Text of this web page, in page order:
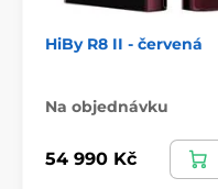
HiBy R8 II - červená
Na objednávku
54 990 Kč